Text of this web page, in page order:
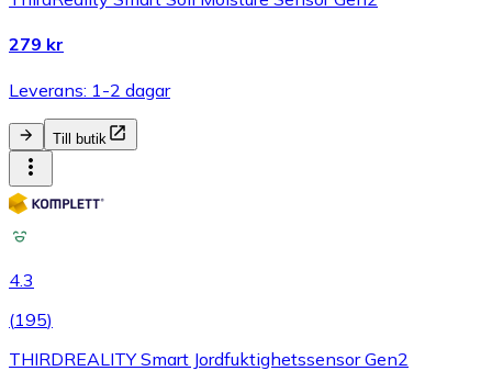
279 kr
Leverans: 1-2 dagar
Till butik
4.3
(195)
THIRDREALITY Smart Jordfuktighetssensor Gen2